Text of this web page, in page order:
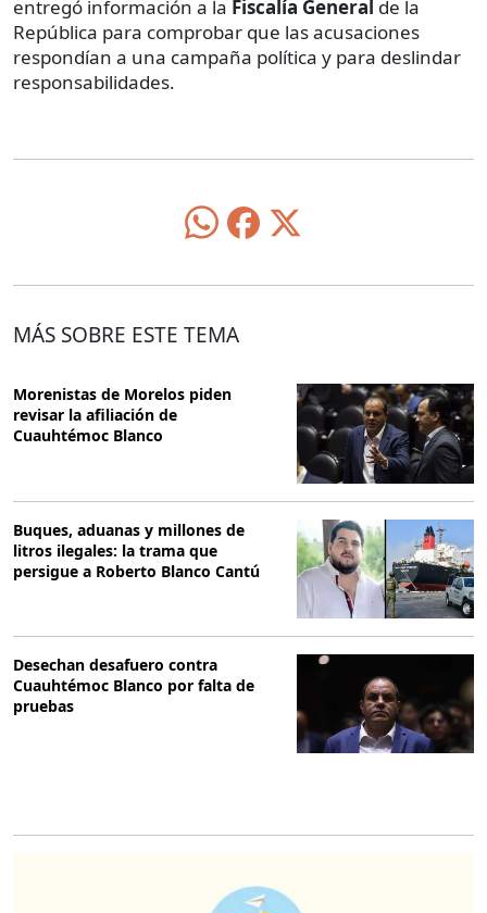
entregó información a la Fiscalía General de la
República para comprobar que las acusaciones
respondían a una campaña política y para deslindar
responsabilidades.
MÁS SOBRE ESTE TEMA
Morenistas de Morelos piden
revisar la afiliación de
Cuauhtémoc Blanco
Buques, aduanas y millones de
litros ilegales: la trama que
persigue a Roberto Blanco Cantú
Desechan desafuero contra
Cuauhtémoc Blanco por falta de
pruebas